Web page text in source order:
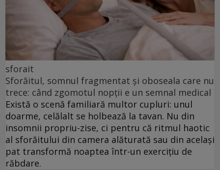
sforait
Sforăitul, somnul fragmentat și oboseala care nu
trece: când zgomotul nopții e un semnal medical
Există o scenă familiară multor cupluri: unul
doarme, celălalt se holbează la tavan. Nu din
insomnii propriu-zise, ci pentru că ritmul haotic
al sforăitului din camera alăturată sau din același
pat transformă noaptea într-un exercițiu de
răbdare.